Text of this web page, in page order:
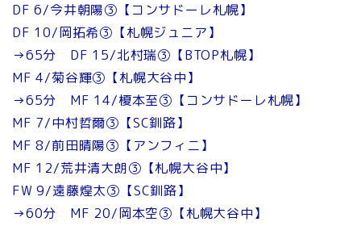
DF 6/今井朝陽③【コンサドーレ札幌】
DF 10/岡拓希③【札幌ジュニア】
→65分 DF 15/北村瑞③【BTOP札幌】
MF 4/菊谷輝③【札幌大谷中】
→65分 MF 14/榎本至③【コンサドーレ札幌】
MF 7/中村哲爾③【SC釧路】
MF 8/前田晴陽③【アンフィニ】
MF 12/荒井清大朗③【札幌大谷中】
FW 9/遠藤煌太③【SC釧路】
→60分 MF 20/岡本空③【札幌大谷中】